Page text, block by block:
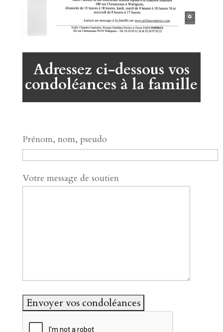
Adressez ci-dessous vos
condoléances à la famille
Prénom, nom, pseudo
Votre message de soutien